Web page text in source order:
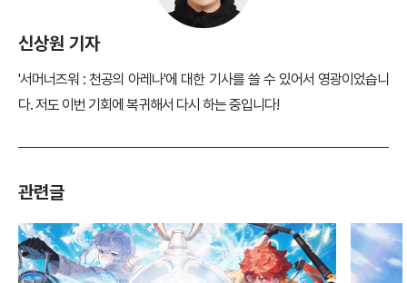
신상원 기자
'서머너즈워 : 천공의 아레나'에 대한 기사를 쓸 수 있어서 영광이었습니
다. 저도 이번 기회에 복귀해서 다시 하는 중입니다!
관련글